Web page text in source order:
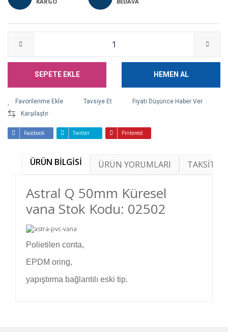
SEPETE EKLE HEMEN AL
Tavsiye Et
Fiyatı Düşünce Haber Ver
Karşılaştır
Facebook Twitter Pinterest
ÜRÜN BİLGİSİ ÜRÜN YORUMLARI TAKSİT
Astral Q 50mm Küresel
vana Stok Kodu: 02502
Polietilen conta,
EPDM oring,
yapıştırma bağlantılı eski tip.